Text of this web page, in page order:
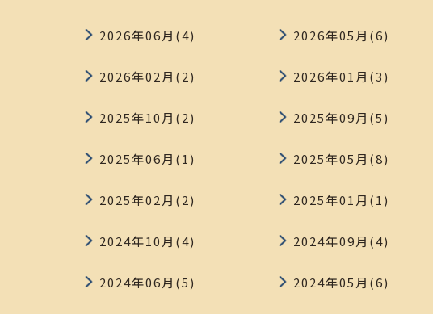
2026年06月(4) 2026年05月(6)
2026年02月(2) 2026年01月(3)
2025年10月(2) 2025年09月(5)
2025年06月(1) 2025年05月(8)
2025年02月(2) 2025年01月(1)
2024年10月(4) 2024年09月(4)
2024年06月(5) 2024年05月(6)